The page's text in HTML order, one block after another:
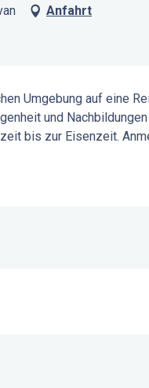
Anfahrt
Umgebung auf eine
und
bis zur Eisenzeit.